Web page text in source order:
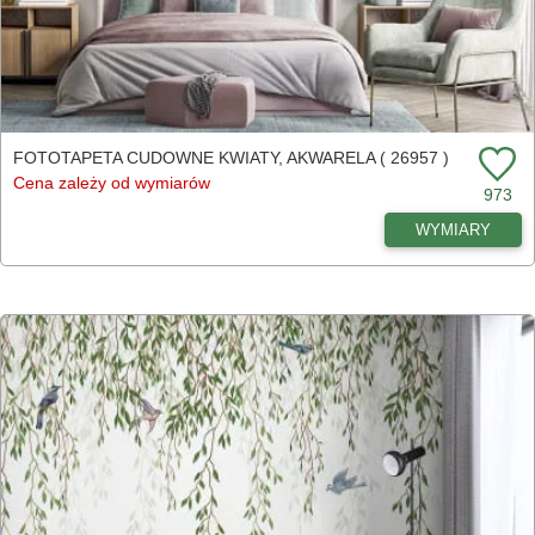
FOTOTAPETA CUDOWNE KWIATY, AKWARELA ( 26957 )
Cena zależy od wymiarów
973
WYMIARY